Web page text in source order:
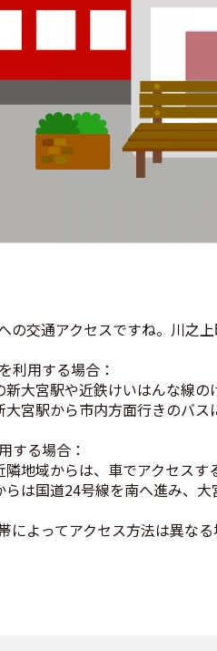
の交通アクセスですね。川之
利用する場合：
大宮駅や近鉄けいはんな線の
宮駅から市内方面行きのバス
する場合：
地域からは、車でアクセスす
は国道24号線を南へ進み、大
によってアクセス方法は異な